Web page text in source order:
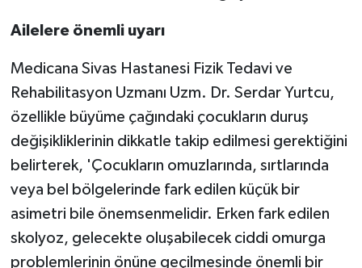
Ailelere önemli uyarı
Medicana Sivas Hastanesi Fizik Tedavi ve
Rehabilitasyon Uzmanı Uzm. Dr. Serdar Yurtcu,
özellikle büyüme çağındaki çocukların duruş
değişikliklerinin dikkatle takip edilmesi gerektiğini
belirterek, 'Çocukların omuzlarında, sırtlarında
veya bel bölgelerinde fark edilen küçük bir
asimetri bile önemsenmelidir. Erken fark edilen
skolyoz, gelecekte oluşabilecek ciddi omurga
problemlerinin önüne geçilmesinde önemli bir